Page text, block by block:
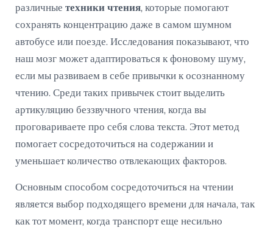
различные техники чтения, которые помогают
сохранять концентрацию даже в самом шумном
автобусе или поезде. Исследования показывают, что
наш мозг может адаптироваться к фоновому шуму,
если мы развиваем в себе привычки к осознанному
чтению. Среди таких привычек стоит выделить
артикуляцию беззвучного чтения, когда вы
проговариваете про себя слова текста. Этот метод
помогает сосредоточиться на содержании и
уменьшает количество отвлекающих факторов.
Основным способом сосредоточиться на чтении
является выбор подходящего времени для начала, так
как тот момент, когда транспорт еще несильно